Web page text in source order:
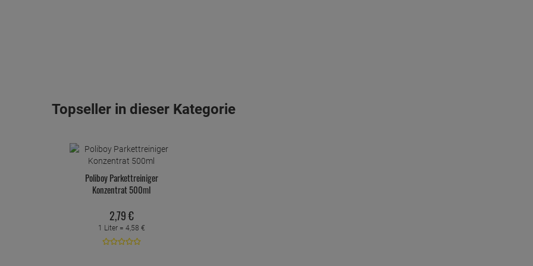
Topseller in dieser Kategorie
Poliboy Parkettreiniger
Konzentrat 500ml
2,79€
1 Liter = 4,58 €